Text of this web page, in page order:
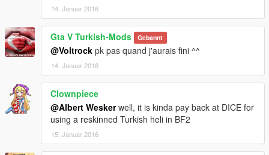
14. Januar 2016
Gta V Turkish-Mods Gebannt
@Voltrock pk pas quand j'aurais fini ^^
14. Januar 2016
Clownpiece
@Albert Weskerwell, it is kinda pay back at DICE for
using a reskinned Turkish heli in BF2
15. Januar 2016